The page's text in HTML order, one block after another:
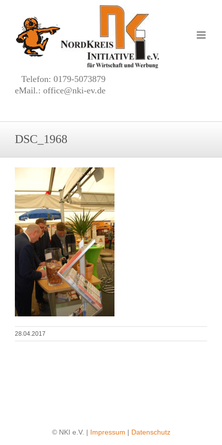
springen
Telefon: 0179-5073879
eMail.: office@nki-ev.de
DSC_1968
28.04.2017
© NKI e.V. | Impressum | Datenschutz